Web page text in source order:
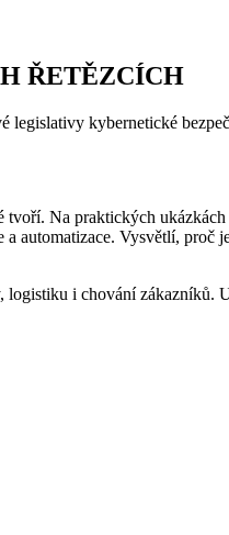
ŘETĚZCÍCH
kybernetické
Na praktických
automatizace. Vysvětlí, proč
logistiku i chování zákazníků.